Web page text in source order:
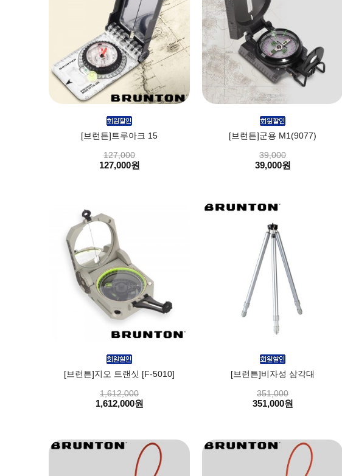
[브런튼]트루아크 15
127,000
127,000원
[브런튼]군용 M1(9077)
39,000
39,000원
[브런튼]지오 트랜싯 [F-5010]
1,612,000
1,612,000원
[브런튼]비자성 삼각대
351,000
351,000원